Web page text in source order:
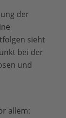
der
sieht
bei der
und
allem: